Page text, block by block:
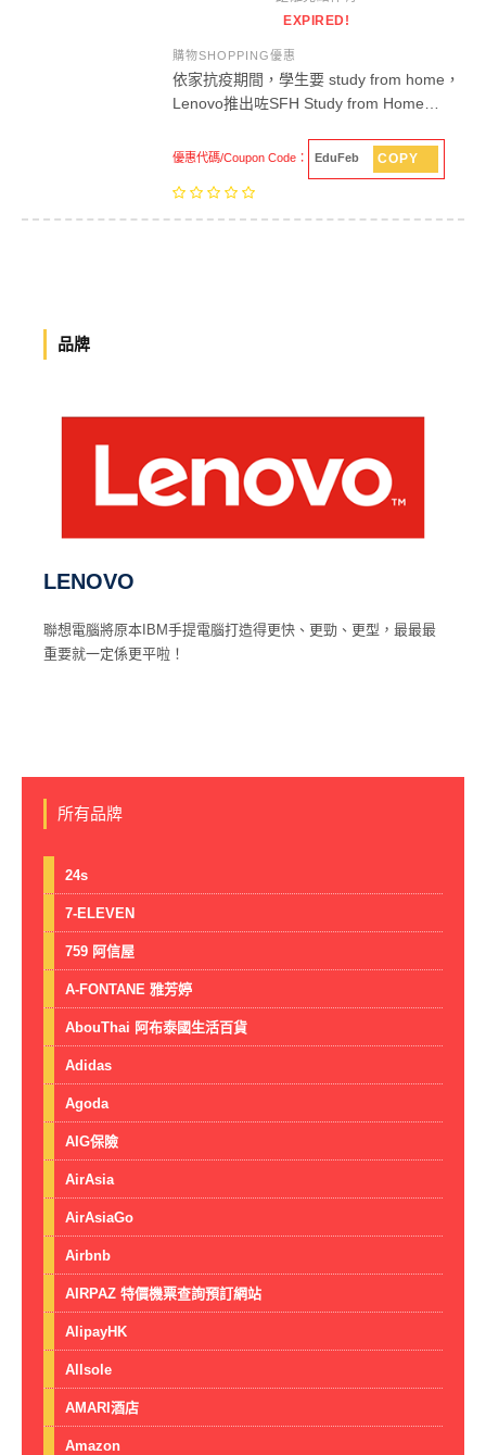
EXPIRED!
購物SHOPPING優惠
依家抗疫期間，學生要 study from home，
Lenovo推出咗SFH Study from Home…
優惠代碼/Coupon Code： EduFeb COPY
品牌
LENOVO
聯想電腦將原本IBM手提電腦打造得更快、更勁、更型，最最最
重要就一定係更平啦！
所有品牌
24s
7-ELEVEN
759 阿信屋
A-FONTANE 雅芳婷
AbouThai 阿布泰國生活百貨
Adidas
Agoda
AIG保險
AirAsia
AirAsiaGo
Airbnb
AIRPAZ 特價機票查詢預訂網站
AlipayHK
Allsole
AMARI酒店
Amazon